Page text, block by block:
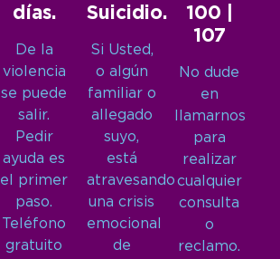
días.
De la
violencia
se puede
salir.
Pedir
ayuda es
el primer
paso.
Teléfono
gratuito
Suicidio.
Si Usted,
o algún
familiar o
allegado
suyo,
está
atravesando
una crisis
emocional
de
100 |
107
No dude
en
llamarnos
para
realizar
cualquier
consulta
o
reclamo.